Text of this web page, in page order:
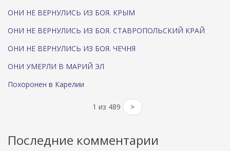
ОНИ НЕ ВЕРНУЛИСЬ ИЗ БОЯ. КРЫМ
ОНИ НЕ ВЕРНУЛИСЬ ИЗ БОЯ. СТАВРОПОЛЬСКИЙ КРАЙ
ОНИ НЕ ВЕРНУЛИСЬ ИЗ БОЯ. ЧЕЧНЯ
ОНИ УМЕРЛИ В МАРИЙ ЭЛ
Похоронен в Карелии
1 из 489 >
Последние комментарии